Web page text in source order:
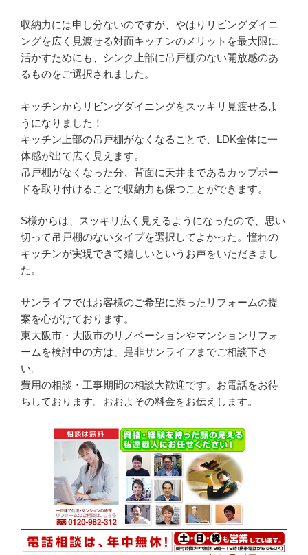
収納力には申し分ないのですが、やはりリビングダイニ
ングを広く見渡せる対面キッチンのメリットを最大限に
活かすためにも、シンク上部に吊戸棚のない開放感のあ
るものをご選択されました。
キッチンからリビングダイニングをスッキリ見渡せるよ
うになりました！
キッチン上部の吊戸棚がなくなることで、LDK全体に一
体感が出て広く見えます。
吊戸棚がなくなった分、背面に天井まであるカップボー
ドを取り付けることで収納力も保つことができます。
S様からは、スッキリ広く見えるようになったので、思い
切って吊戸棚のないタイプを選択してよかった。憧れの
キッチンが実現できて嬉しいというお声をいただきまし
た。
サンライフではお客様のご希望に添ったリフォームの提
案を心がけております。
東大阪市・大阪市のリノベーションやマンションリフォ
ームを検討中の方は、是非サンライフまでご相談下さ
い。
費用の相談・工事期間の相談大歓迎です。お電話をお待
ちしております。おおよその料金をお伝えします。